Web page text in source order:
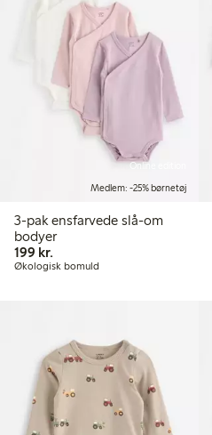
Online edition
Medlem: -25% børnetøj
3-pak ensfarvede slå-om
bodyer
199 kr.
Økologisk bomuld